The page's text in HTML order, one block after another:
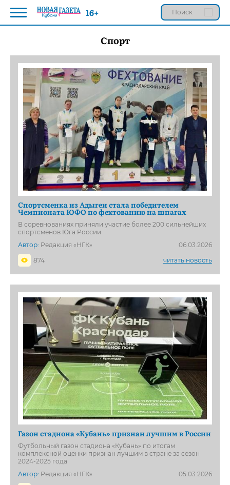
Спорт
Спортсменка из Адыгеи стала победителем
Чемпионата ЮФО по фехтованию на шпагах
В соревнованиях приняли участие более 200 сильнейших
спортсменов Юга России
Автор: Редакция «НГК»
06.03.2026
874
читать новость
Газон стадиона «Кубань» признан лучшим в России
Футбольный газон стадиона «Кубань» по итогам
комплексной оценки признан лучшим в стране за сезон
2024-2025 года
Автор: Редакция «НГК»
05.03.2026
16+